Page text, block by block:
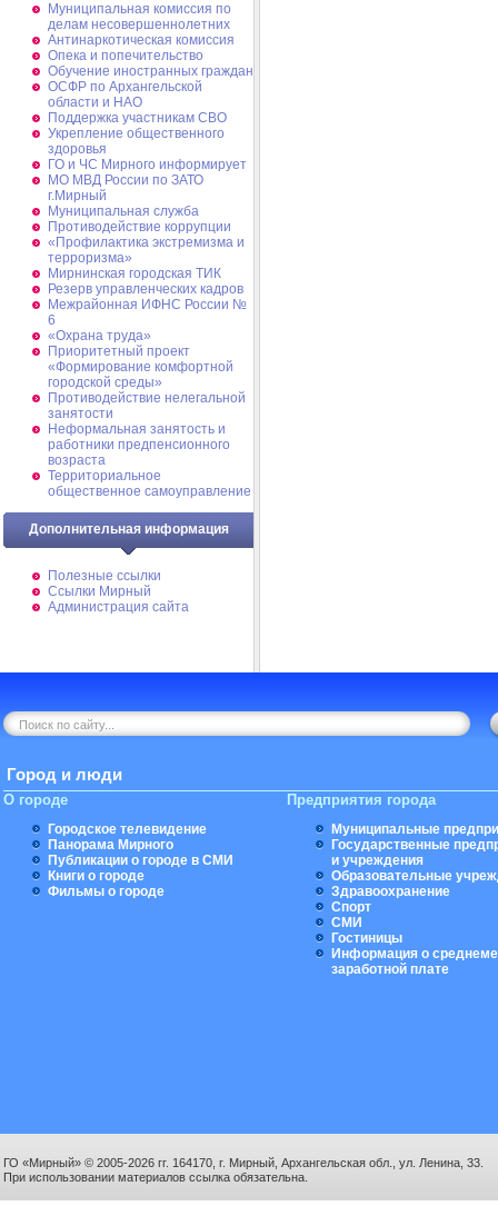
Муниципальная комиссия по
делам несовершеннолетних
Антинаркотическая комиссия
Опека и попечительство
Обучение иностранных граждан
ОСФР по Архангельской
области и НАО
Поддержка участникам СВО
Укрепление общественного
здоровья
ГО и ЧС Мирного информирует
МО МВД России по ЗАТО
г.Мирный
Муниципальная cлужба
Противодействие коррупции
«Профилактика экстремизма и
терроризма»
Мирнинская городская ТИК
Резерв управленческих кадров
Межрайонная ИФНС России №
6
«Охрана труда»
Приоритетный проект
«Формирование комфортной
городской среды»
Противодействие нелегальной
занятости
Неформальная занятость и
работники предпенсионного
возраста
Территориальное
общественное самоуправление
Дополнительная информация
Полезные ссылки
Ссылки Мирный
Администрация сайта
Город и люди
О городе
Городское телевидение
Панорама Мирного
Публикации о городе в СМИ
Книги о городе
Фильмы о городе
Предприятия города
Муниципальные
Государственные
и учреждения
Образовательные
Здравоохранение
Спорт
СМИ
Гостиницы
Информация о
заработной плате
ГО «Мирный» © 2005-2026 гг. 164170, г. Мирный, Архангельская обл., ул. Ленина, 33.
При использовании материалов ссылка обязательна.